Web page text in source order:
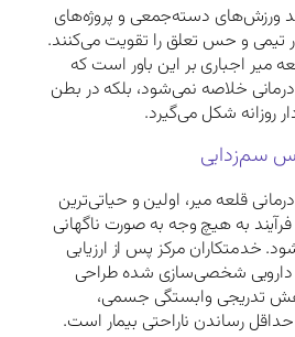
ورزش‌های دسته‌جمعی و پروژه‌های
تیمی و حس تعلق را تقویت می‌کنند.
میر اجباری بر این باور است که
خلاصه نمی‌شود، بلکه در بطن
روزانه شکل می‌گیرد.
سم‌زدایی
قلعه میر، اولین و حیاتی‌ترین
به هیچ وجه به صورت ناگهانی
خدمتکاران مرکز پس از ارزیابی
دارویی شخصی‌سازی شده طراحی
تدریجی وابستگی جسمی،
رساندن ناراحتی بیمار است.